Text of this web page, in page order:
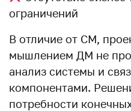
ограничений
В отличие от СМ,
мышлением ДМ не
анализ системы и
компонентами.
потребности